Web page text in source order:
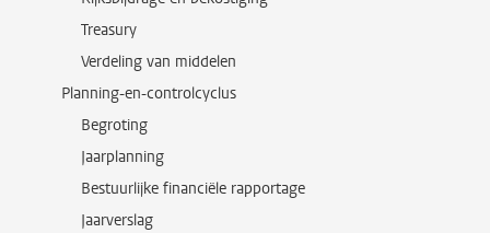
Treasury
Verdeling van middelen
Planning-en-controlcyclus
Begroting
Jaarplanning
Bestuurlijke financiële rapportage
Jaarverslag